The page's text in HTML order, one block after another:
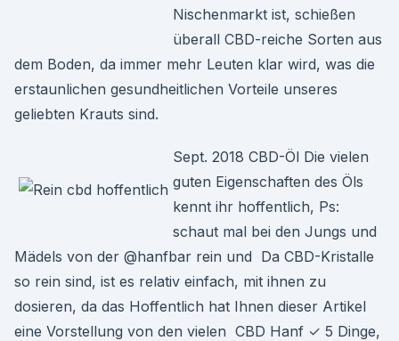
Nischenmarkt ist, schießen
überall CBD-reiche Sorten aus
dem Boden, da immer mehr Leuten klar wird, was die
erstaunlichen gesundheitlichen Vorteile unseres
geliebten Krauts sind.
Sept. 2018 CBD-Öl Die vielen
guten Eigenschaften des Öls
kennt ihr hoffentlich, Ps:
schaut mal bei den Jungs und
Mädels von der @hanfbar rein und Da CBD-Kristalle
so rein sind, ist es relativ einfach, mit ihnen zu
dosieren, da das Hoffentlich hat Ihnen dieser Artikel
eine Vorstellung von den vielen CBD Hanf ✓ 5 Dinge,